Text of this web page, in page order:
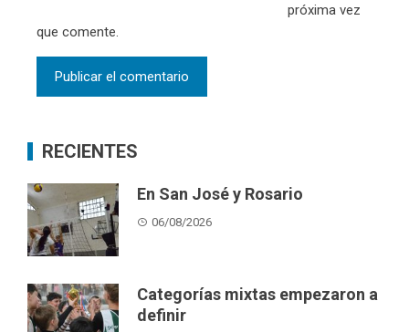
próxima vez
que comente.
RECIENTES
En San José y Rosario
06/08/2026
Categorías mixtas empezaron a
definir